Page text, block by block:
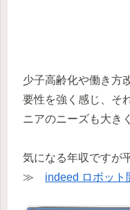
少子高齢化や働き方
要性を強く感じ、そ
ニアのニーズも大き
気になる年収ですが
≫ indeed ロボット